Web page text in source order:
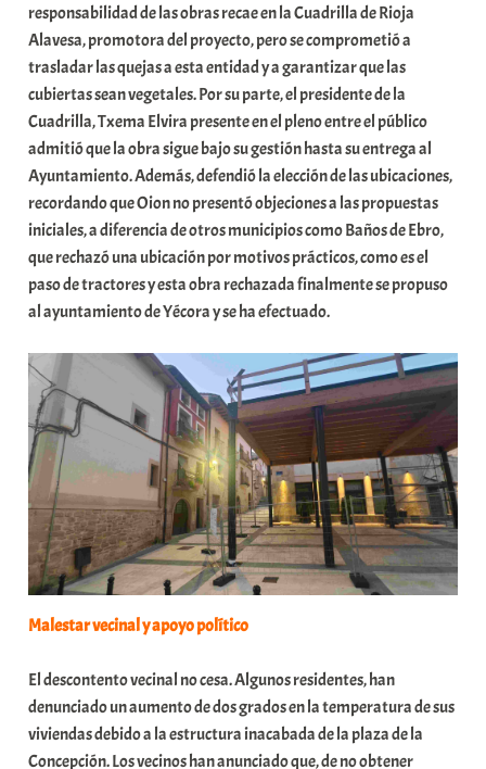
responsabilidad de las obras recae en la Cuadrilla de Rioja
Alavesa, promotora del proyecto, pero se comprometió a
trasladar las quejas a esta entidad y a garantizar que las
cubiertas sean vegetales. Por su parte, el presidente de la
Cuadrilla, Txema Elvira presente en el pleno entre el público
admitió que la obra sigue bajo su gestión hasta su entrega al
Ayuntamiento. Además, defendió la elección de las ubicaciones,
recordando que Oion no presentó objeciones a las propuestas
iniciales, a diferencia de otros municipios como Baños de Ebro,
que rechazó una ubicación por motivos prácticos, como es el
paso de tractores y esta obra rechazada finalmente se propuso
al ayuntamiento de Yécora y se ha efectuado.
Malestar vecinal y apoyo político
El descontento vecinal no cesa. Algunos residentes, han
denunciado un aumento de dos grados en la temperatura de sus
viviendas debido a la estructura inacabada de la plaza de la
Concepción. Los vecinos han anunciado que, de no obtener